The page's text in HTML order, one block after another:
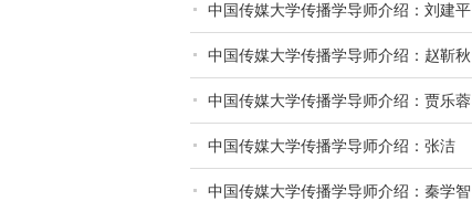
中国传媒大学传播学导师介绍：刘建平
中国传媒大学传播学导师介绍：赵靳秋
中国传媒大学传播学导师介绍：贾乐蓉
中国传媒大学传播学导师介绍：张洁
中国传媒大学传播学导师介绍：秦学智